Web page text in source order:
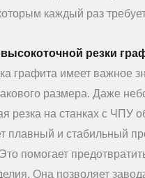
каждый раз
резки
графита имеет важное
размера. Даже
резка на станках с ЧПУ
плавный и стабильный
помогает
Она позволяет